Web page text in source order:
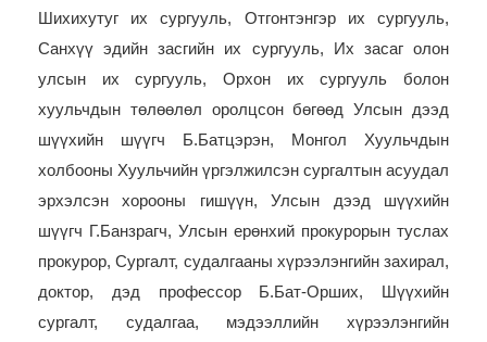
Шихихутуг их сургууль, Отгонтэнгэр их сургууль,
Санхүү эдийн засгийн их сургууль, Их засаг олон
улсын их сургууль, Орхон их сургууль болон
хуульчдын төлөөлөл оролцсон бөгөөд Улсын дээд
шүүхийн шүүгч Б.Батцэрэн, Монгол Хуульчдын
холбооны Хуульчийн үргэлжилсэн сургалтын асуудал
эрхэлсэн хорооны гишүүн, Улсын дээд шүүхийн
шүүгч Г.Банзрагч, Улсын ерөнхий прокурорын туслах
прокурор, Сургалт, судалгааны хүрээлэнгийн захирал,
доктор, дэд профессор Б.Бат-Орших,
Шүүхийн
сургалт, судалгаа, мэдээллийн хүрээлэнгийн